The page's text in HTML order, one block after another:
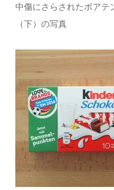
中傷にさらされたボアテ
（下）の写真